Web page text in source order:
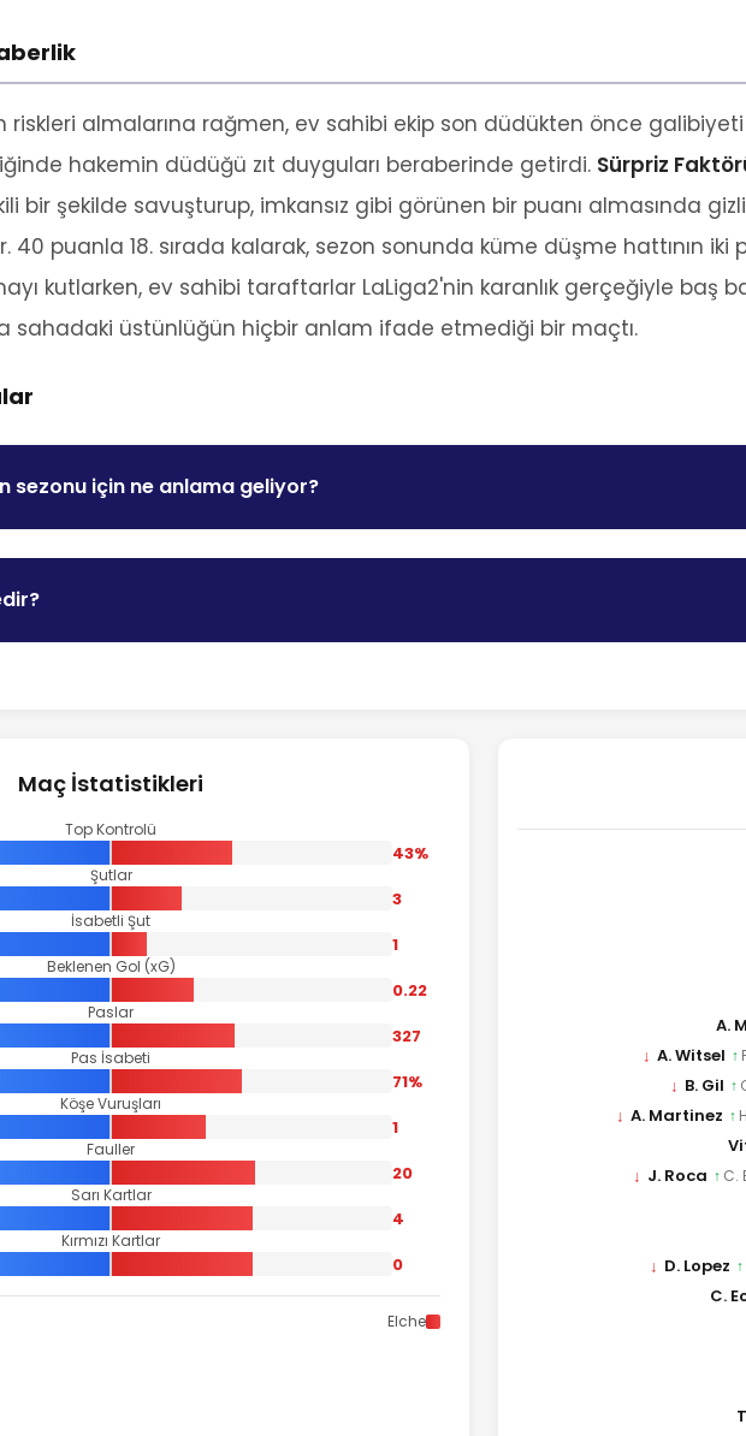
almalarına rağmen, ev sahibi ekip son düdükten önce galibiyeti
hakemin düdüğü zıt duyguları beraberinde getirdi. Sürpriz
bir şekilde savuşturup, imkansız gibi görünen bir puanı almasında
40 puanla 18. sırada kalarak, sezon sonunda küme düşme hattının iki
kutlarken, ev sahibi taraftarlar LaLiga2'nin karanlık gerçeğiyle baş
sahadaki üstünlüğün hiçbir anlam ifade etmediği bir maçtı.
sezonu için ne anlama geliyor?
Maç İstatistikleri
Top Kontrolü
43%
Şutlar
3
İsabetli Şut
1
Beklenen Gol (xG)
0.22
Paslar
327
Pas İsabeti
71%
Köşe Vuruşları
1
Fauller
20
Sarı Kartlar
4
Kırmızı Kartlar
0
Elche
A.
↓ A. Witsel ↑
↓ B. Gil ↑
↓ A. Martinez ↑
↓ J. Roca ↑ C.
↓ D. Lopez ↑
C.